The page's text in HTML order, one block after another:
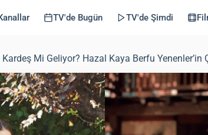
TV'de Bugün TV'de Şimdi
Kardeş Mi Geliyor? Hazal Kaya Berfu